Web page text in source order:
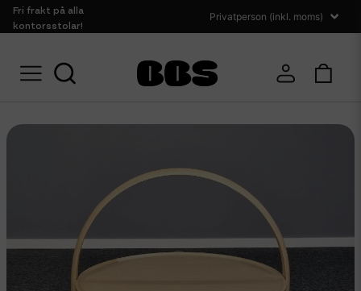
Fri frakt på alla
kontorsstolar!
Soffbord & Sidobord Begagnat soffbord Gärsnäs Elna Ø60 cm med bygel